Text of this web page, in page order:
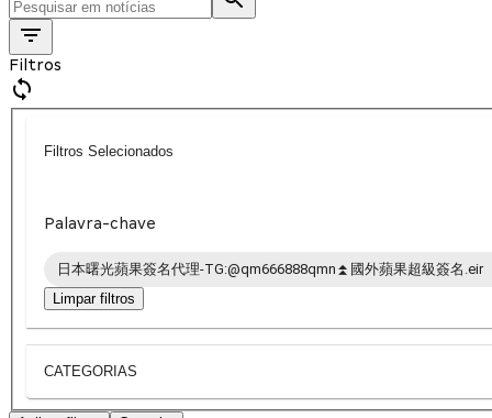
Filtros
Filtros Selecionados
Palavra-chave
日本曙光蘋果簽名代理-TG:@qm666888qmn⏫️國外蘋果超級簽名.eir
Limpar filtros
CATEGORIAS